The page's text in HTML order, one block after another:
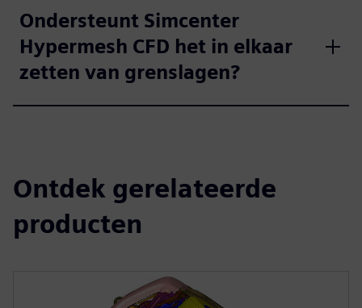
Ondersteunt Simcenter
Hypermesh CFD het in elkaar
zetten van grenslagen?
Ontdek gerelateerde
producten